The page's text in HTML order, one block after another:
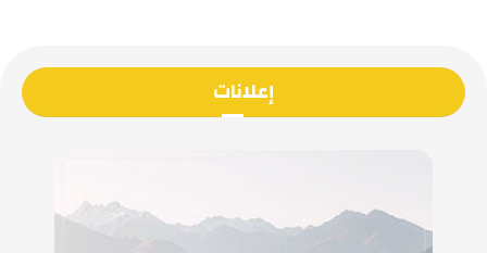
إعلانات